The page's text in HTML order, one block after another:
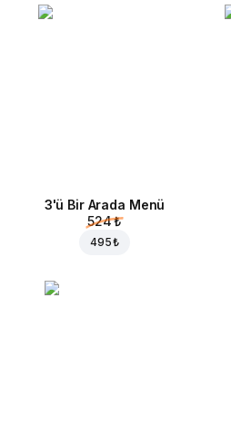
3'ü Bir Arada Menü
524 ₺
495 ₺